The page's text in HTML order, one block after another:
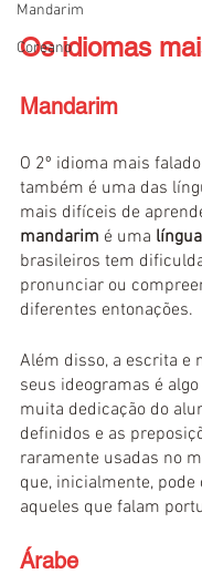
Mandarim
Coreano
Os idiomas
Mandarim
O 2º idioma mais
também é uma das
mais difíceis de
mandarim é uma
brasileiros tem
pronunciar ou
diferentes entonações.
Além disso, a escrita e
seus ideogramas é
muita dedicação do
definidos e as
raramente usadas no
que, inicialmente,
aqueles que falam
Árabe